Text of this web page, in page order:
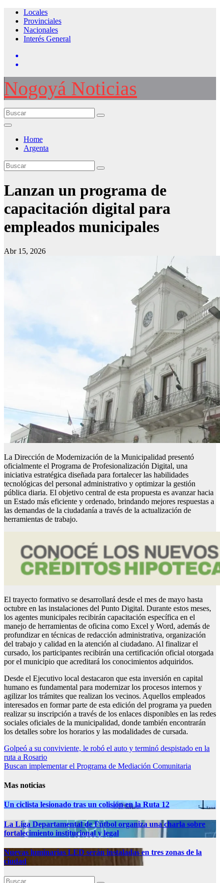
Saltar
contenido
Locales
Provinciales
Nacionales
Interés General
Nogoyá Noticias
Home
Argenta
Lanzan un programa de
capacitación digital para
empleados municipales
Abr 15, 2026
La Dirección de Modernización de la Municipalidad presentó
oficialmente el Programa de Profesionalización Digital, una
iniciativa estratégica diseñada para fortalecer las habilidades
tecnológicas del personal administrativo y optimizar la gestión
pública diaria. El objetivo central de esta propuesta es avanzar hacia
un Estado más eficiente y ordenado, brindando mejores respuestas a
las demandas de la ciudadanía a través de la actualización de
herramientas de trabajo.
El trayecto formativo se desarrollará desde el mes de mayo hasta
octubre en las instalaciones del Punto Digital. Durante estos meses,
los agentes municipales recibirán capacitación específica en el
manejo de herramientas de oficina como Excel y Word, además de
profundizar en técnicas de redacción administrativa, organización
del trabajo y calidad en la atención al ciudadano. Al finalizar el
cursado, los participantes recibirán una certificación oficial otorgada
por el municipio que acreditará los conocimientos adquiridos.
Desde el Ejecutivo local destacaron que esta inversión en capital
humano es fundamental para modernizar los procesos internos y
agilizar los trámites que realizan los vecinos. Aquellos empleados
interesados en formar parte de esta edición del programa ya pueden
realizar su inscripción a través de los enlaces disponibles en las redes
sociales oficiales de la municipalidad, donde también encontrarán
los detalles sobre los horarios y las modalidades de cursada.
Navegación
de
Golpeó a su conviviente, le robó el auto y terminó despistado en la
ruta a Rosario
Buscan implementar el Programa de Mediación Comunitaria
Mas noticias
Un ciclista lesionado tras un colisión en la Ruta 12
La Liga Departamental de Fútbol organiza una charla sobre
fortalecimiento institucional y legal
Nuevas luminarias LED serán instaladas en tres zonas de la
ciudad